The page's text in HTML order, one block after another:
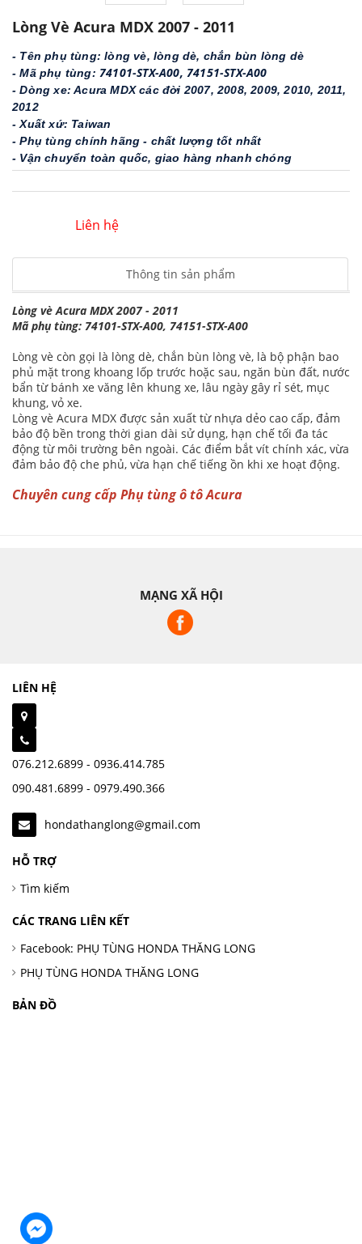
Lòng Vè Acura MDX 2007 - 2011
- Tên phụ tùng: lòng vè, lòng dè, chắn bùn lòng dè
- Mã phụ tùng: 74101-STX-A00, 74151-STX-A00
- Dòng xe: Acura MDX các đời 2007, 2008, 2009, 2010, 2011,
2012
- Xuất xứ: Taiwan
- Phụ tùng chính hãng - chất lượng tốt nhất
- Vận chuyển toàn quốc, giao hàng nhanh chóng
Liên hệ
Thông tin sản phẩm
Lòng vè Acura MDX 2007 - 2011
Mã phụ tùng: 74101-STX-A00, 74151-STX-A00
Lòng vè còn gọi là lòng dè, chắn bùn lòng vè, là bộ phận bao
phủ mặt trong khoang lốp trước hoặc sau, ngăn bùn đất, nước
bẩn từ bánh xe văng lên khung xe, lâu ngày gây rỉ sét, mục
khung, vỏ xe.
Lòng vè Acura MDX được sản xuất từ nhựa dẻo cao cấp, đảm
bảo độ bền trong thời gian dài sử dụng, hạn chế tối đa tác
động từ môi trường bên ngoài. Các điểm bắt vít chính xác, vừa
đảm bảo độ che phủ, vừa hạn chế tiếng ồn khi xe hoạt động.
Chuyên cung cấp Phụ tùng ô tô Acura
MẠNG XÃ HỘI
LIÊN HỆ
076.212.6899 - 0936.414.785
090.481.6899 - 0979.490.366
hondathanglong@gmail.com
HỖ TRỢ
Tìm kiếm
CÁC TRANG LIÊN KẾT
Facebook: PHỤ TÙNG HONDA THĂNG LONG
PHỤ TÙNG HONDA THĂNG LONG
BẢN ĐỒ